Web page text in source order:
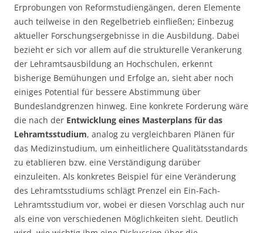
Erprobungen von Reformstudiengängen, deren Elemente
auch teilweise in den Regelbetrieb einfließen; Einbezug
aktueller Forschungsergebnisse in die Ausbildung. Dabei
bezieht er sich vor allem auf die strukturelle Verankerung
der Lehramtsausbildung an Hochschulen, erkennt
bisherige Bemühungen und Erfolge an, sieht aber noch
einiges Potential für bessere Abstimmung über
Bundeslandgrenzen hinweg. Eine konkrete Forderung wäre
die nach der Entwicklung eines Masterplans für das
Lehramtsstudium, analog zu vergleichbaren Plänen für
das Medizinstudium, um einheitlichere Qualitätsstandards
zu etablieren bzw. eine Verständigung darüber
einzuleiten. Als konkretes Beispiel für eine Veränderung
des Lehramtsstudiums schlägt Prenzel ein Ein-Fach-
Lehramtsstudium vor, wobei er diesen Vorschlag auch nur
als eine von verschiedenen Möglichkeiten sieht. Deutlich